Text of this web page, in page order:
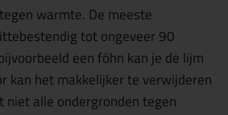
warmte. De meeste
tot ongeveer 90
een föhn kan je de lijm
kan het makkelijker te verwijderen
niet alle ondergronden tegen